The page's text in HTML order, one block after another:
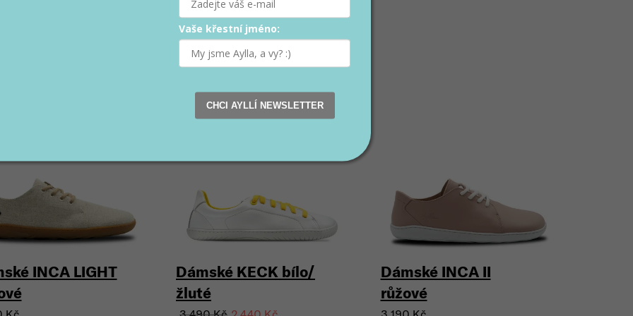
Související produkty
INCA LIGHT
Dámské KECK bílo/
žluté
Dámské INCA II
růžové
Vaše křestní jméno:
CHCI AYLLÍ NEWSLETTER